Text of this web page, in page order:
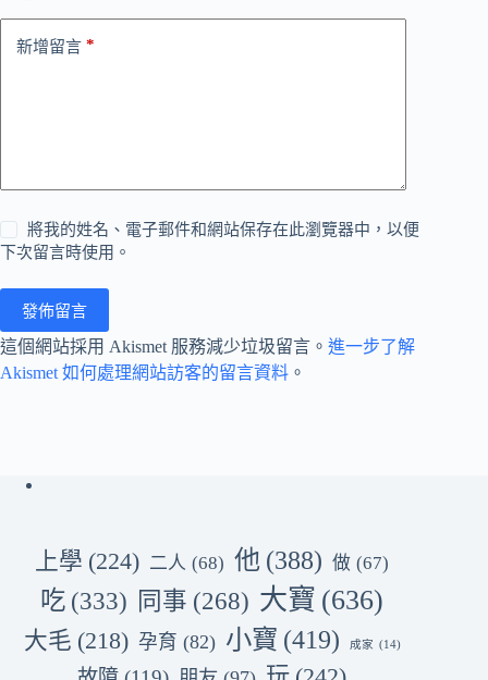
新增留言 *
將我的姓名、電子郵件和網站保存在此瀏覽器中，以便
下次留言時使用。
發佈留言
這個網站採用 Akismet 服務減少垃圾留言。 進一步了解
Akismet 如何處理網站訪客的留言資料 。
上學 (224) 二人 (68) 他 (388) 做 (67)
吃 (333) 同事 (268) 大寶 (636)
大毛 (218) 孕育 (82) 小寶 (419) 成家 (14)